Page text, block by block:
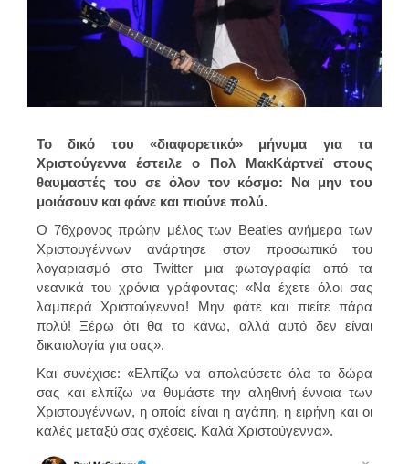
Το δικό του «διαφορετικό» μήνυμα για τα
Χριστούγεννα έστειλε ο Πολ ΜακΚάρτνεϊ στους
θαυμαστές του σε όλον τον κόσμο: Να μην του
μοιάσουν και φάνε και πιούνε πολύ.
Ο 76χρονος πρώην μέλος των Beatles ανήμερα των
Χριστουγέννων ανάρτησε στον προσωπικό του
λογαριασμό στο Twitter μια φωτογραφία από τα
νεανικά του χρόνια γράφοντας: «Να έχετε όλοι σας
λαμπερά Χριστούγεννα! Μην φάτε και πιείτε πάρα
πολύ! Ξέρω ότι θα το κάνω, αλλά αυτό δεν είναι
δικαιολογία για σας».
Και συνέχισε: «Ελπίζω να απολαύσετε όλα τα δώρα
σας και ελπίζω να θυμάστε την αληθινή έννοια των
Χριστουγέννων, η οποία είναι η αγάπη, η ειρήνη και οι
καλές μεταξύ σας σχέσεις. Καλά Χριστούγεννα».